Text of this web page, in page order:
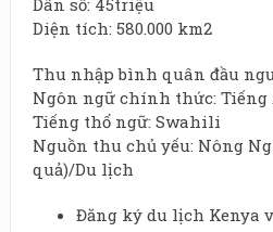
Diện tích: 580.000 km2
Thu nhập bình quân đầu
Ngôn ngữ chính thức: Tiếng
Tiếng thổ ngữ: Swahili
Nguồn thu chủ yếu: Nông
quả)/Du lịch
Đăng ký du lịch Kenya